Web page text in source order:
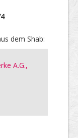
dem Shab:
A.G.,